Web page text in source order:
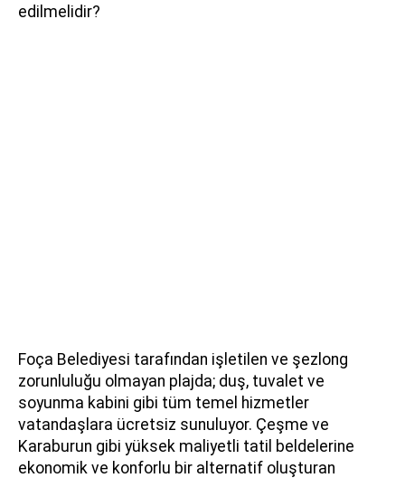
edilmelidir?
Foça Belediyesi tarafından işletilen ve şezlong
zorunluluğu olmayan plajda; duş, tuvalet ve
soyunma kabini gibi tüm temel hizmetler
vatandaşlara ücretsiz sunuluyor. Çeşme ve
Karaburun gibi yüksek maliyetli tatil beldelerine
ekonomik ve konforlu bir alternatif oluşturan